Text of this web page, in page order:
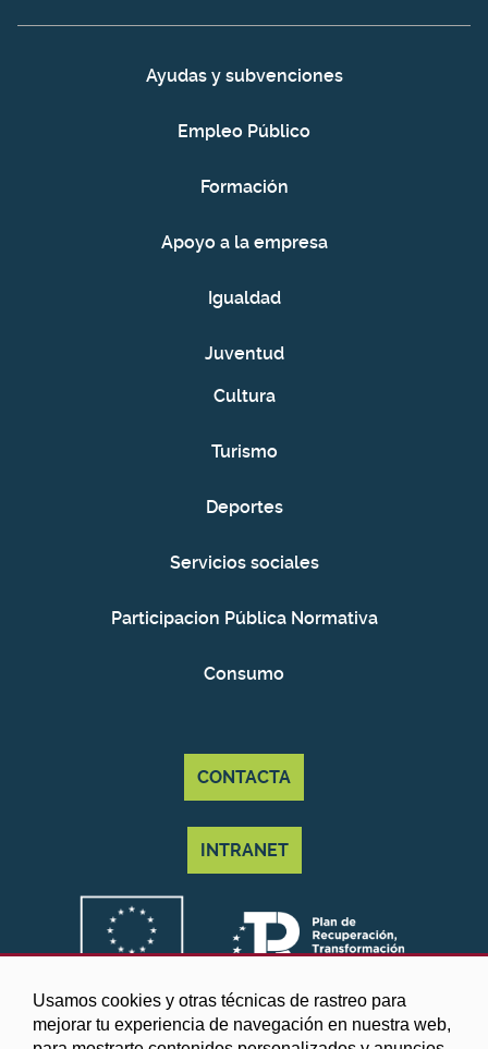
Usamos cookies y otras técnicas de rastreo para
mejorar tu experiencia de navegación en nuestra web,
Ayudas y subvenciones
Empleo Público
Formación
Apoyo a la empresa
Igualdad
Juventud
Cultura
Turismo
Deportes
Servicios sociales
Participacion Pública Normativa
Consumo
CONTACTA
INTRANET